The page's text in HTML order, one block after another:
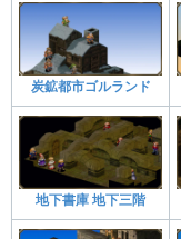
炭鉱都市ゴルランド
地下書庫 地下三階